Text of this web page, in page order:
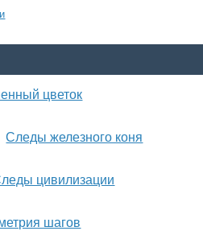
цветок
Следы железного коня
цивилизации
шагов